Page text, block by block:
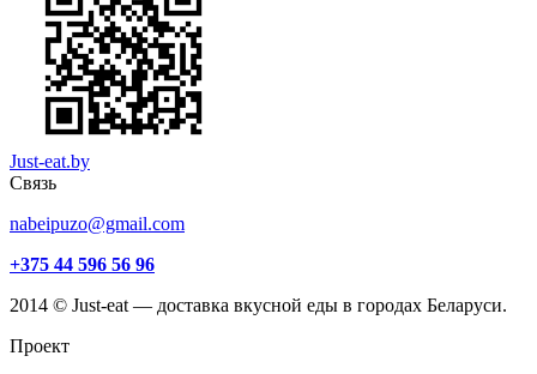
Just-eat.by
Связь
nabeipuzo@gmail.com
+375 44 596 56 96
2014 © Just-eat — доставка вкусной еды в городах Беларуси.
Проект